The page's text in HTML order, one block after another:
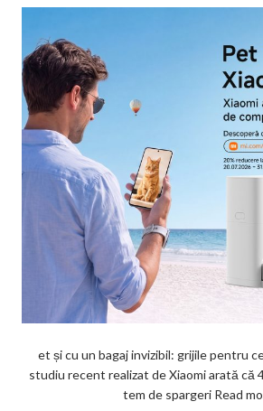
et și cu un bagaj invizibil: grijile pentru
studiu recent realizat de Xiaomi arată că
tem de spargeri Read